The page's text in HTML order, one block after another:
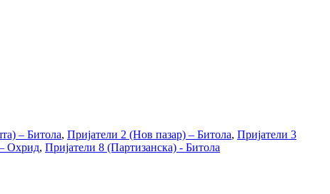
– Битола, Пријатели 2 (Нов пазар) – Битола, Пријатели 3
Охрид, Пријатели 8 (Партизанска) - Битола